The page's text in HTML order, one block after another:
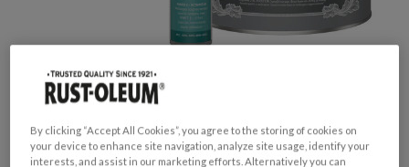
By clicking “Accept All Cookies”, you agree to the storing of cookies on
your device to enhance site navigation, analyze site usage, identify your
interests, and assist in our marketing efforts. Alternatively you can